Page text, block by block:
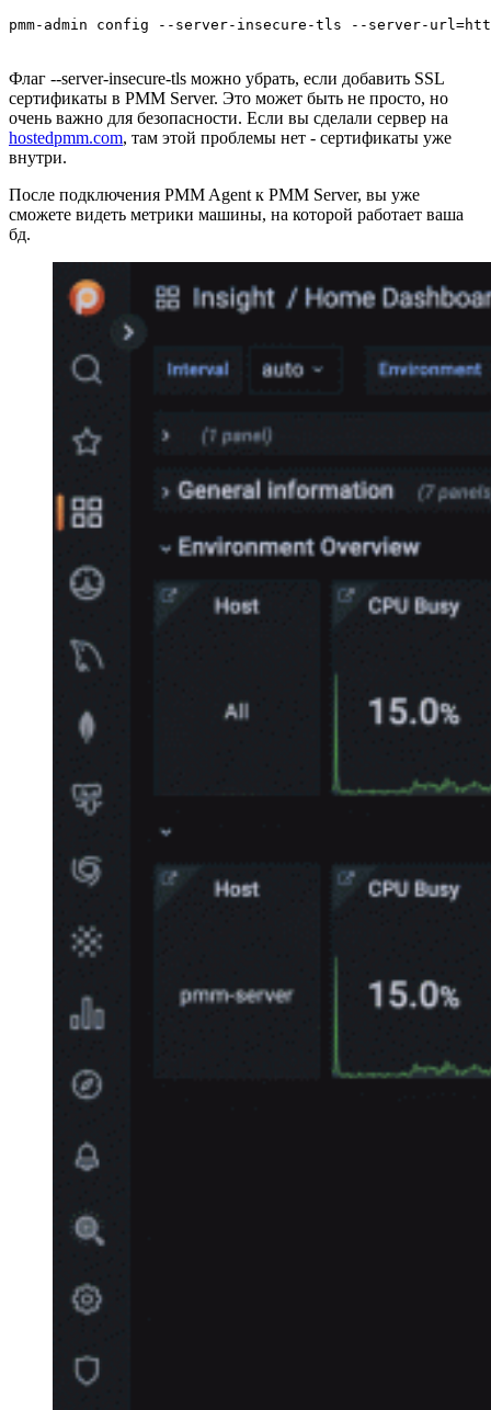
pmm-admin config --server-insecure-tls --server-
Флаг --server-insecure-tls можно убрать, если добавить SSL
сертификаты в PMM Server. Это может быть не просто, но
очень важно для безопасности. Если вы сделали сервер на
hostedpmm.com, там этой проблемы нет - сертификаты уже
внутри.
После подключения PMM Agent к PMM Server, вы уже
сможете видеть метрики машины, на которой работает ваша
бд.